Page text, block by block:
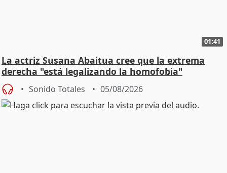
01:41
La actriz Susana Abaitua cree que la extrema
derecha "está legalizando la homofobia"
Sonido Totales 05/08/2026